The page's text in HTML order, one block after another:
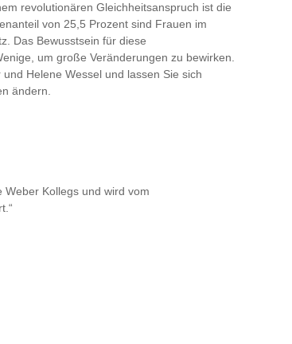
revolutionären Gleichheitsanspruch ist die
von 25,5 Prozent sind Frauen im
Das Bewusstsein für diese
um große Veränderungen zu bewirken.
Helene Wessel und lassen Sie sich
ändern.
Weber Kollegs und wird vom